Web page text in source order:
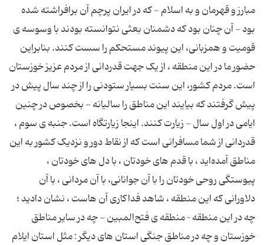
مبارز و قهرمان و به اسلام - که در ایران پرچم آن برافراشته شده
بود - آن چنان بود که دشمنان بعثى نتوانسته بودند با وسوسه‌ ى
قومیت و همزبانى، این پیوند مستحکم را سست کنند. بنابراین
حضور ما در این منطقه ، از یک جهت قدردانى از مردم عزیز خوزستان
است. مردم کشور، این سنت بسیار ستودنى را از چند سال پیش در
پیش گرفتند که بیایند این مناطق را سالیانه - بخصوص در چنین
ایامى در اول سال - زیارت کنند. اینجا زیارتگاه است. جنبه‌ ى سوم ،
قدردانى از شما مسافرانى است که از نقاط دور و نزدیک کشور به این
مناطق آمده‌اید ، با قدم هاى خودتان ، با دل هاى خودتان ،
پیوستگى روحى خودتان را با آن جوانانى، با آن مردانى ، با آن
دلاورانى که این منطقه ، شاهد فداکارى آن هاست ، نشان دادید ؛
چه در این منطقه – منطقه ‌ى فتح‌المبین - چه در سایر مناطق
خوزستان و چه در مناطق جنگى استان هاى دیگر : مثل استان ایلام